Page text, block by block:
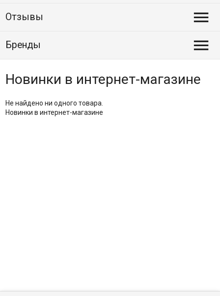
Отзывы 
Бренды 
Новинки в интернет-магазине
Не найдено ни одного товара.
Новинки в интернет-магазине